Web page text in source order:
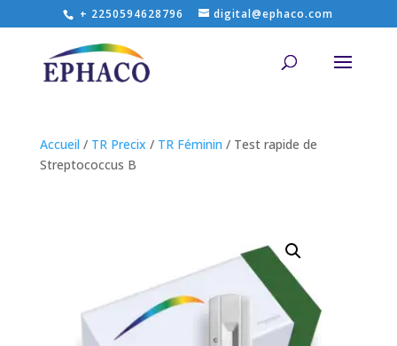
+ 2250594628796 digital@ephaco.com
Accueil / TR Precix / TR Féminin / Test rapide de
Streptococcus B